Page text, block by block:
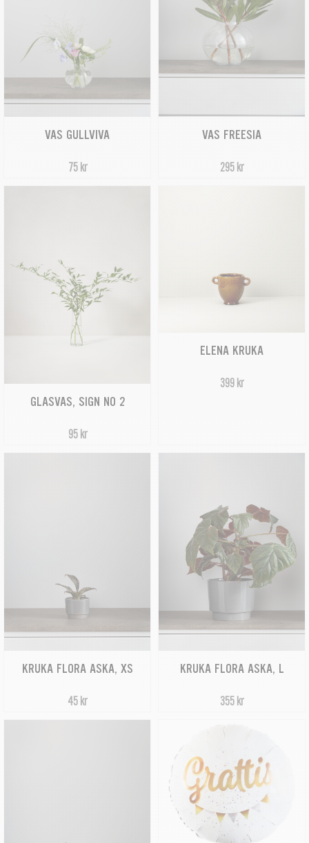
VAS GULLVIVA
75 kr
VAS FREESIA
295 kr
GLASVAS, SIGN NO 2
95 kr
ELENA KRUKA
399 kr
KRUKA FLORA ASKA, XS
45 kr
KRUKA FLORA ASKA, L
355 kr